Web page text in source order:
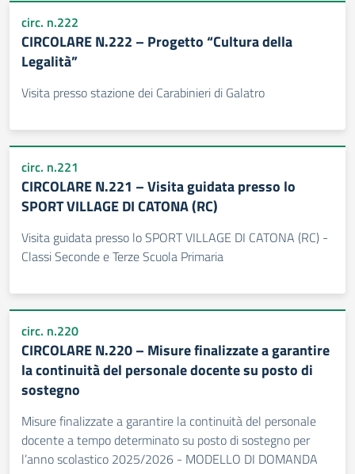
circ. n.222
CIRCOLARE N.222 – Progetto “Cultura della
Legalità”
Visita presso stazione dei Carabinieri di Galatro
circ. n.221
CIRCOLARE N.221 – Visita guidata presso lo
SPORT VILLAGE DI CATONA (RC)
Visita guidata presso lo SPORT VILLAGE DI CATONA (RC) -
Classi Seconde e Terze Scuola Primaria
circ. n.220
CIRCOLARE N.220 – Misure finalizzate a garantire
la continuità del personale docente su posto di
sostegno
Misure finalizzate a garantire la continuità del personale
docente a tempo determinato su posto di sostegno per
l’anno scolastico 2025/2026 - MODELLO DI DOMANDA